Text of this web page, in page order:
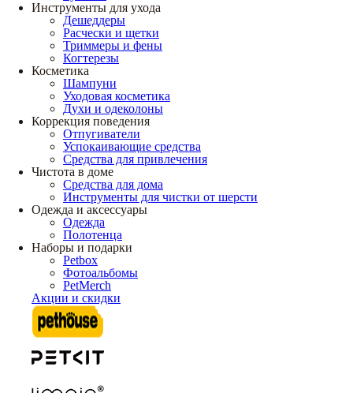
Инструменты для ухода
Дешеддеры
Расчески и щетки
Триммеры и фены
Когтерезы
Косметика
Шампуни
Уходовая косметика
Духи и одеколоны
Коррекция поведения
Отпугиватели
Успокаивающие средства
Средства для привлечения
Чистота в доме
Средства для дома
Инструменты для чистки от шерсти
Одежда и аксессуары
Одежда
Полотенца
Наборы и подарки
Petbox
Фотоальбомы
PetMerch
Акции и скидки